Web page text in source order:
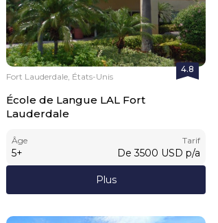
4.8
Fort Lauderdale, États-Unis
École de Langue LAL Fort
Lauderdale
Âge
5+
Tarif
De 3500 USD p/a
Plus